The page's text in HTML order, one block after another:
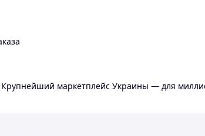
маркетплейс Украины — для